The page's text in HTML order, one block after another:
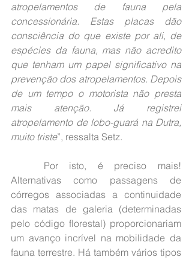
atropelamentos de fauna pela
concessionária. Estas placas dão
consciência do que existe por ali, de
espécies da fauna, mas não acredito
que tenham um papel significativo na
prevenção dos atropelamentos. Depois
de um tempo o motorista não presta
mais atenção. Já registrei
atropelamento de lobo-guará na Dutra,
muito triste”, ressalta Setz.
Alternativas como passagens de
córregos associadas a continuidade
das matas de galeria (determinadas
pelo código florestal) proporcionariam
um avanço incrível na mobilidade da
fauna terrestre. Há também vários tipos